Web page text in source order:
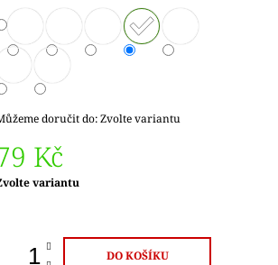
doručit do:Zvolte variantu
Kč
variantu
DO KOŠÍKU